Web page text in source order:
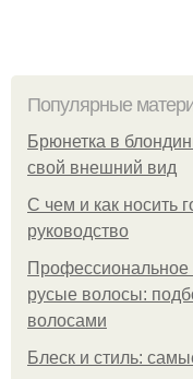
Популярные
Брюнетка в
свой внешний вид
С чем и как носить
руководство
Профессиональное
русые волосы:
волосами
Блеск и стиль: